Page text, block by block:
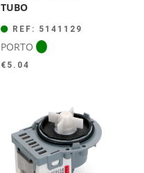
TUBO
REF: 5141129
PORTO
€ 5.04